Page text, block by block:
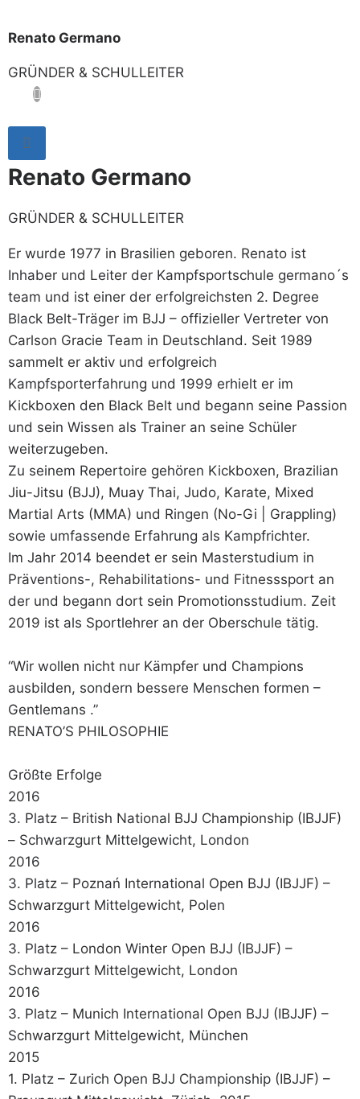
Renato Germano
GRÜNDER & SCHULLEITER
Renato Germano
GRÜNDER & SCHULLEITER
Er wurde 1977 in Brasilien geboren. Renato ist
Inhaber und Leiter der Kampfsportschule germano´s
team und ist einer der erfolgreichsten 2. Degree
Black Belt-Träger im BJJ – offizieller Vertreter von
Carlson Gracie Team in Deutschland. Seit 1989
sammelt er aktiv und erfolgreich
Kampfsporterfahrung und 1999 erhielt er im
Kickboxen den Black Belt und begann seine Passion
und sein Wissen als Trainer an seine Schüler
weiterzugeben.
Zu seinem Repertoire gehören Kickboxen, Brazilian
Jiu-Jitsu (BJJ), Muay Thai, Judo, Karate, Mixed
Martial Arts (MMA) und Ringen (No-Gi | Grappling)
sowie umfassende Erfahrung als Kampfrichter.
Im Jahr 2014 beendet er sein Masterstudium in
Präventions-, Rehabilitations- und Fitnesssport an
der und begann dort sein Promotionsstudium. Zeit
2019 ist als Sportlehrer an der Oberschule tätig.
“Wir wollen nicht nur Kämpfer und Champions
ausbilden, sondern bessere Menschen formen –
Gentlemans .”
RENATO’S PHILOSOPHIE
Größte Erfolge
2016
3. Platz – British National BJJ Championship (IBJJF)
– Schwarzgurt Mittelgewicht, London
2016
3. Platz – Poznań International Open BJJ (IBJJF) –
Schwarzgurt Mittelgewicht, Polen
2016
3. Platz – London Winter Open BJJ (IBJJF) –
Schwarzgurt Mittelgewicht, London
2016
3. Platz – Munich International Open BJJ (IBJJF) –
Schwarzgurt Mittelgewicht, München
2015
1. Platz – Zurich Open BJJ Championship (IBJJF) –